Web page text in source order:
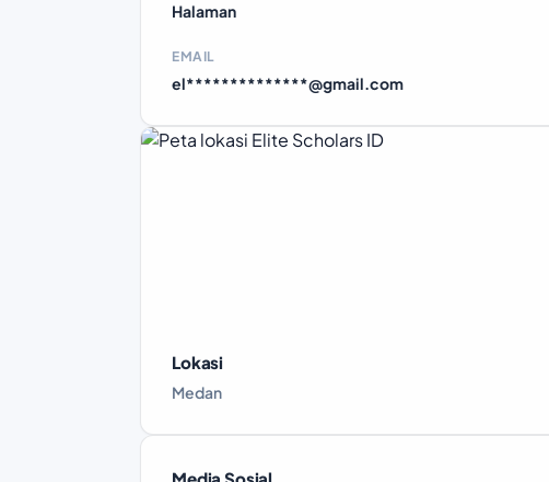
Halaman
EMAIL
el**************@gmail.com
Lokasi
Medan